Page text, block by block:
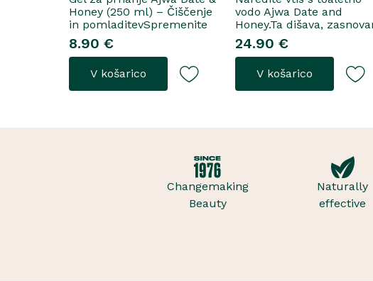
Honey (250 ml) – Čiščenje
in pomladitevSpremenite
svoje vsakodnevno prhanje
v razkošen orientalski
ritual z gelom za prhanje
Ajwa Date & Honey. Bogata
formula brez mil nežno
8.90 €
V košarico
vodo Ajwa Date and
Honey.Ta dišava,
tako za razkošne
priložnosti kot za
vsakodnevno nošenje, se
odpre z notami suhega
grozdja, labana in frezije,
sladice in me..
24.90 €
V košarico
Changemaking
Beauty
Naturally
effective